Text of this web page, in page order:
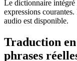
Le dictionnaire intégré
expressions
audio est disponible.
Traduction
phrases